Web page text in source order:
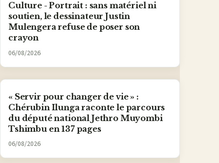
Culture - Portrait : sans matériel ni
soutien, le dessinateur Justin
Mulengera refuse de poser son
crayon
06/08/2026
« Servir pour changer de vie » :
Chérubin Ilunga raconte le parcours
du député national Jethro Muyombi
Tshimbu en 137 pages
06/08/2026